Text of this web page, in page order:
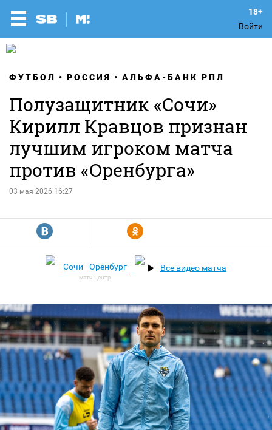
Войти
ФУТБОЛ РОССИЯ АЛЬФА-БАНК РПЛ
Полузащитник «Сочи»
Кирилл Кравцов признан
лучшим игроком матча
против «Оренбурга»
03 мая 2026 16:27
R Y
Сочи - Оренбург Все видео матча